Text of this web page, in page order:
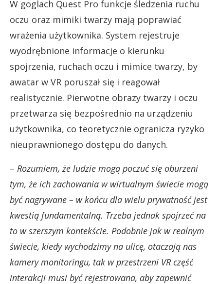
W goglach Quest Pro funkcje śledzenia ruchu
oczu oraz mimiki twarzy mają poprawiać
wrażenia użytkownika. System rejestruje
wyodrębnione informacje o kierunku
spojrzenia, ruchach oczu i mimice twarzy, by
awatar w VR poruszał się i reagował
realistycznie. Pierwotne obrazy twarzy i oczu
przetwarza się bezpośrednio na urządzeniu
użytkownika, co teoretycznie ogranicza ryzyko
nieuprawnionego dostępu do danych.
– Rozumiem, że ludzie mogą poczuć się oburzeni
tym, że ich zachowania w wirtualnym świecie mogą
być nagrywane – w końcu dla wielu prywatność jest
kwestią fundamentalną. Trzeba jednak spojrzeć na
to w szerszym kontekście. Podobnie jak w realnym
świecie, kiedy wychodzimy na ulicę, otaczają nas
kamery monitoringu, tak w przestrzeni VR część
interakcji musi być rejestrowana, aby zapewnić